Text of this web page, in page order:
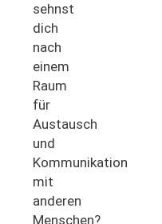
sehnst
dich
nach
einem
Raum
für
Austausch
und
Kommunikation
mit
anderen
Menschen?